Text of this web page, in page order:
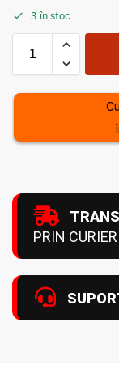
3 în stoc
PRIN